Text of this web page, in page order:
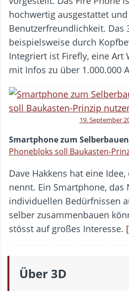
hochwertig ausgestattet
Benutzerfreundlichkeit. Das
beispielsweise durch
Integriert ist Firefly, eine Art
mit Infos zu über 1.000.000
19. September
Smartphone zum Selberbauen
Phonebloks soll Baukasten-
Dave Hakkens hat eine
nennt. Ein Smartphone, das
individuellen Bedürfnissen
selber zusammenbauen
stösst auf großes Interesse.
Über 3D